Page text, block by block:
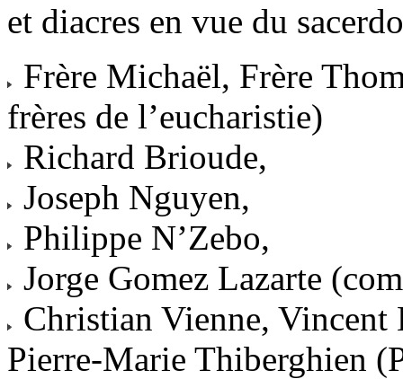
et diacres en vue du
Frère Michaël, Frère
frères de l’eucharistie)
Richard Brioude,
Joseph Nguyen,
Philippe N’Zebo,
Jorge Gomez Lazarte
Christian Vienne,
Pierre-Marie Thiberghien